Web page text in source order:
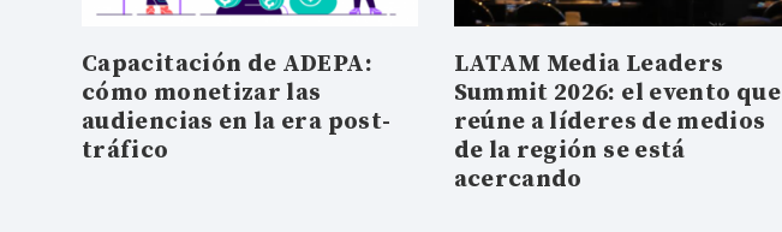
Capacitación de ADEPA:
cómo monetizar las
audiencias en la era post-
tráfico
LATAM Media Leaders
Summit 2026: el evento que
reúne a líderes de medios
de la región se está
acercando